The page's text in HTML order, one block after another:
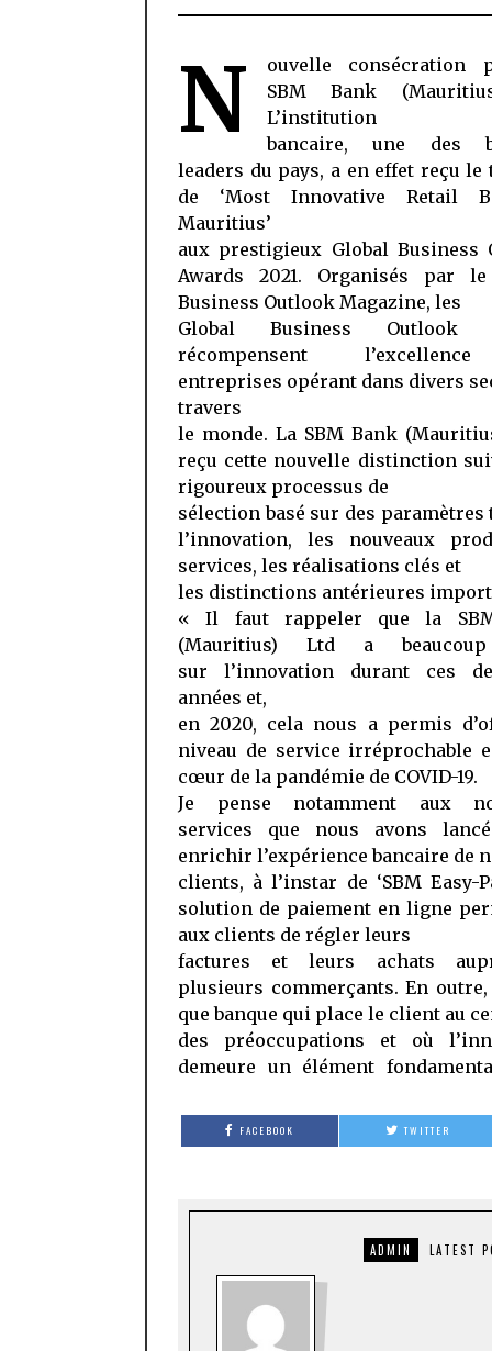
N
ouvelle consécration
SBM Bank
L’institution
bancaire, une des
leaders du pays, a en effet reçu le
de ‘Most Innovative Retail
Mauritius’
aux prestigieux Global Business
Awards 2021. Organisés par
Business Outlook Magazine, les
Global Business Outlook
récompensent
entreprises opérant dans divers
travers
le monde. La SBM Bank
reçu cette nouvelle distinction
rigoureux processus de
sélection basé sur des paramètres
l’innovation, les nouveaux
services, les réalisations clés et
les distinctions antérieures
« Il faut rappeler que la
(Mauritius) Ltd a
sur l’innovation durant ces
années et,
en 2020, cela nous a permis
niveau de service irréprochable
cœur de la pandémie de COVID-19.
Je pense notamment aux
services que nous avons
enrichir l’expérience bancaire de
clients, à l’instar de ‘SBM Easy-
solution de paiement en ligne
aux clients de régler leurs
factures et leurs achats
plusieurs commerçants. En
que banque qui place le client au
des préoccupations et où
demeure un élément
FACEBOOK TWITTER
ADMIN LATEST